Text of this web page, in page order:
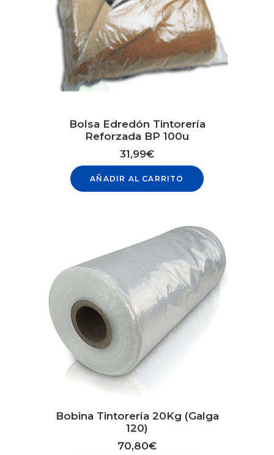
Bolsa Edredón Tintorería
Reforzada BP 100u
31,99€
AÑADIR AL CARRITO
Bobina Tintorería 20Kg (Galga
120)
70,80€